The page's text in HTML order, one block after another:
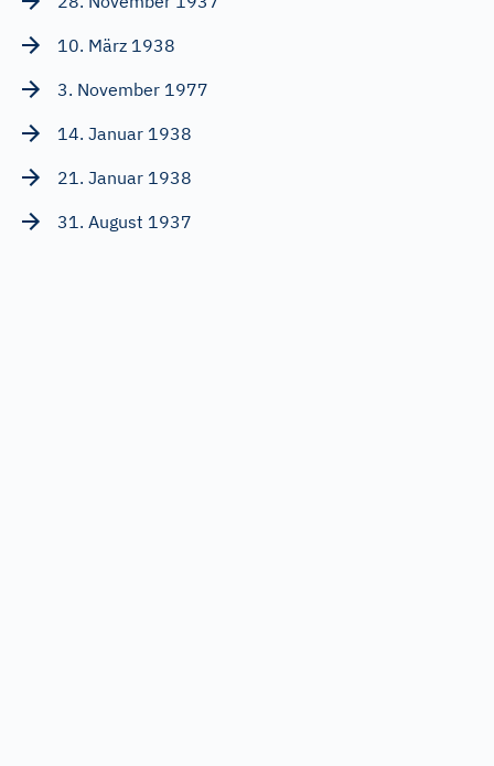
10. März 1938
3. November 1977
14. Januar 1938
21. Januar 1938
31. August 1937